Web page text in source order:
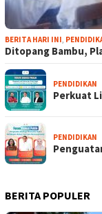
BERITA HARI INI,
Ditopang Bambu,
PENDIDIKAN
Perkuat
PENDIDIKAN
BERITA POPULER